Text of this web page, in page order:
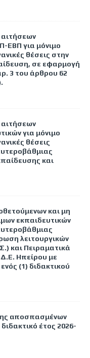
ΕΒΠ για μόνιμο
θέσεις στην
σε εφαρμογή
3 του άρθρου 62
για μόνιμο
θέσεις
και
και μη
εκπαιδευτικών
λειτουργικών
και Πειραματικά
Ηπείρου με
(1) διδακτικού
αποσπασμένων
έτος 2026-